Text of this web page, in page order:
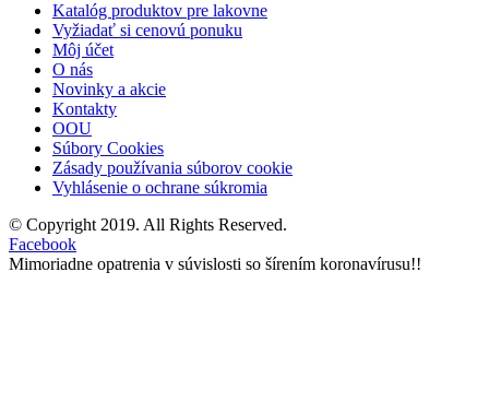
Katalóg produktov pre lakovne
Vyžiadať si cenovú ponuku
Môj účet
O nás
Novinky a akcie
Kontakty
OOU
Súbory Cookies
Zásady používania súborov cookie
Vyhlásenie o ochrane súkromia
© Copyright 2019. All Rights Reserved.
Facebook
Mimoriadne opatrenia v súvislosti so šírením koronavírusu!!